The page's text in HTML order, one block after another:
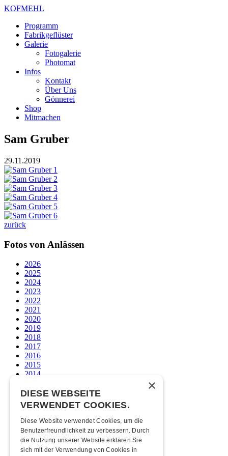
KOFMEHL
Programm
Fabrikgeflüster
Galerie
Fotogalerie
Photomat
Infos
Kontakt
Über Uns
Gönnerei
Shop
Mitmachen
Sam Gruber
29.11.2019
zurück
Fotos von Anlässen
2026
2025
2024
2023
2022
2021
2020
2019
2018
2017
2016
2015
2014
2012
2011
2010
2009
2008
2007
2006
×
DIESE WEBSEITE
VERWENDET COOKIES.
Diese Website verwendet Cookies, um die
Benutzerfreundlichkeit zu verbessern. Durch
die Nutzung unserer Website erklären Sie
sich mit der Verwendung von Cookies in